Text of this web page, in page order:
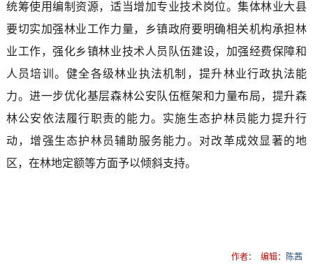
统筹使用编制资源，适当增加专业技术岗位。集体林业大县
要切实加强林业工作力量，乡镇政府要明确相关机构承担林
业工作，强化乡镇林业技术人员队伍建设，加强经费保障和
人员培训。健全各级林业执法机制，提升林业行政执法能
力。进一步优化基层森林公安队伍框架和力量布局，提升森
林公安依法履行职责的能力。实施生态护林员能力提升行
动，增强生态护林员辅助服务能力。对改革成效显著的地
区，在林地定额等方面予以倾斜支持。
作者： 编辑： 陈茜